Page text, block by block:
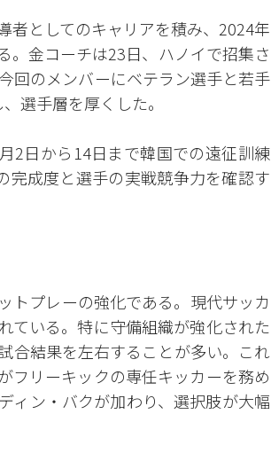
者としてのキャリアを積み、2024年
。金コーチは23日、ハノイで招集さ
回のメンバーにベテラン選手と若手
選手層を厚くした。
2日から14日まで韓国での遠征訓練
完成度と選手の実戦競争力を確認す
トプレーの強化である。現代サッカ
ている。特に守備組織が強化された
合結果を左右することが多い。これ
フリーキックの専任キッカーを務め
ィン・バクが加わり、選択肢が大幅